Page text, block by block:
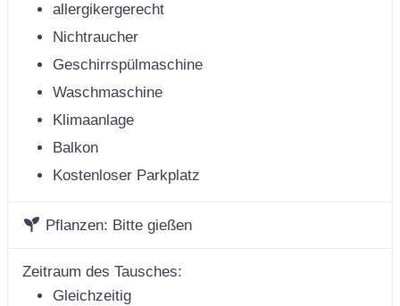
allergikergerecht
Nichtraucher
Geschirrspülmaschine
Waschmaschine
Klimaanlage
Balkon
Kostenloser Parkplatz
Pflanzen: Bitte gießen
Zeitraum des Tausches:
Gleichzeitig